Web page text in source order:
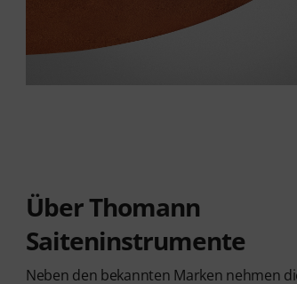
Über Thomann
Saiteninstrumente
Neben den bekannten Marken nehmen